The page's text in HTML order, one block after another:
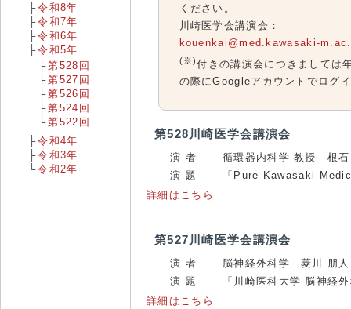
令和8年
令和7年
令和6年
令和5年
第528回
第527回
第526回
第524回
第522回
令和4年
令和3年
令和2年
ください。
川崎医学会講演会：
kouenkai@med.kawasaki-
(※) 付きの講演会につきましては
の際にGoogleアカウントでログ
第528川崎医学会講演会
演 者
循環器内科学 教授 根
演 題
「Pure Kawasaki
詳細はこちら
第527川崎医学会講演会
演 者
脳神経外科学 菱川 朋
演 題
「川崎医科大学 脳神経
詳細はこちら